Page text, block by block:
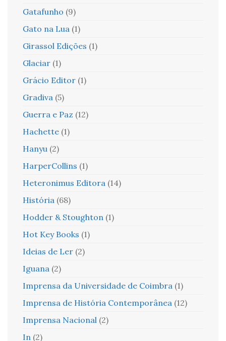
Gatafunho (9)
Gato na Lua (1)
Girassol Edições (1)
Glaciar (1)
Grácio Editor (1)
Gradiva (5)
Guerra e Paz (12)
Hachette (1)
Hanyu (2)
HarperCollins (1)
Heteronimus Editora (14)
História (68)
Hodder & Stoughton (1)
Hot Key Books (1)
Ideias de Ler (2)
Iguana (2)
Imprensa da Universidade de Coimbra (1)
Imprensa de História Contemporânea (12)
Imprensa Nacional (2)
In (2)